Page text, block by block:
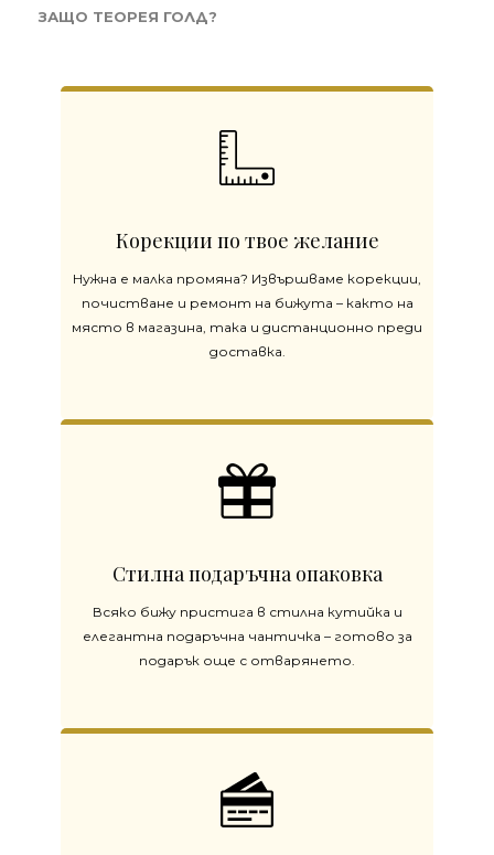
ЗАЩО ТЕОРЕЯ ГОЛД?
Корекции по твое желание
Нужна е малка промяна? Извършваме корекции,
почистване и ремонт на бижута – както на
място в магазина, така и дистанционно преди
доставка.
Стилна подаръчна опаковка
Всяко бижу пристига в стилна кутийка и
елегантна подаръчна чантичка – готово за
подарък още с отварянето.